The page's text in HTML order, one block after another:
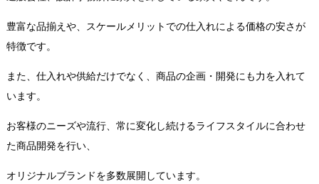
豊富な品揃えや、スケールメリットでの仕入れによる価格の安さが
特徴です。
また、仕入れや供給だけでなく、商品の企画・開発にも力を入れて
います。
お客様のニーズや流行、常に変化し続けるライフスタイルに合わせ
た商品開発を行い、
オリジナルブランドを多数展開しています。